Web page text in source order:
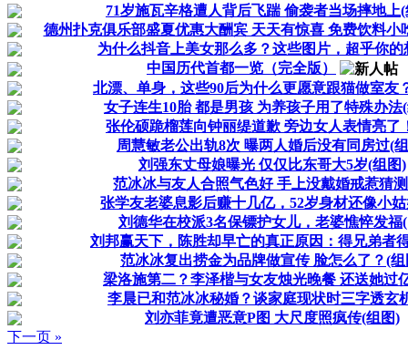
71岁施瓦辛格遭人背后飞踹 偷袭者当场摔地上
德州扑克俱乐部盛夏优惠大酬宾 天天有惊喜 免费饮料小
为什么抖音上美女那么多？这些图片，超乎你的
中国历代首都一览（完全版）
北漂、单身，这些90后为什么更愿意跟猫做室友
女子连生10胎 都是男孩 为养孩子用了特殊办法
张伦硕跪榴莲向钟丽缇道歉 旁边女人表情亮了
周慧敏老公出轨8次 曝两人婚后没有同房过(
刘强东丈母娘曝光 仅仅比东哥大5岁(组图)
范冰冰与友人合照气色好 手上没戴婚戒惹猜
张学友老婆息影后赚十几亿，52岁身材还像小
刘德华在校派3名保镖护女儿，老婆憔悴发福
刘邦赢天下，陈胜却早亡的真正原因：得兄弟者
范冰冰复出捞金为品牌做宣传 脸怎么了？(组
梁洛施第二？李泽楷与女友烛光晚餐 还送她过
李晨已和范冰冰秘婚？谈家庭现状时三字透玄
刘亦菲竟遭恶意P图 大尺度照疯传(组图)
下一页 »